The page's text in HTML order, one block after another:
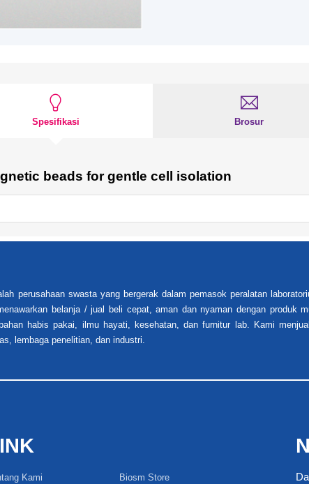
Spesifikasi Brosur
beads for gentle cell isolation
perusahaan swasta yang bergerak dalam pemasok peralatan
belanja / jual beli cepat, aman dan nyaman dengan produk
habis pakai, ilmu hayati, kesehatan, dan furnitur lab. Kami
lembaga penelitian, dan industri.
Kami Biosm Store